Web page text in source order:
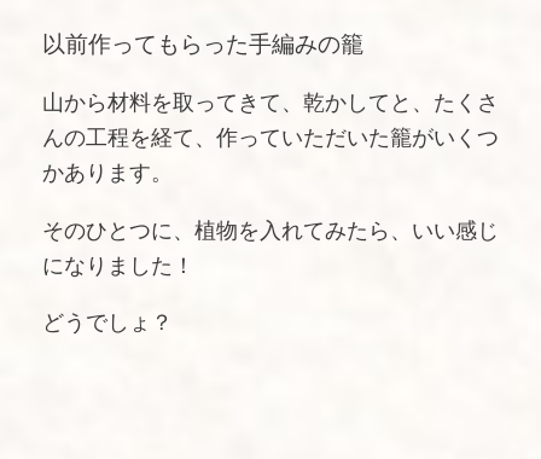
以前作ってもらった手編みの籠
山から材料を取ってきて、乾かしてと、たくさ
んの工程を経て、作っていただいた籠がいくつ
かあります。
そのひとつに、植物を入れてみたら、いい感じ
になりました！
どうでしょ？